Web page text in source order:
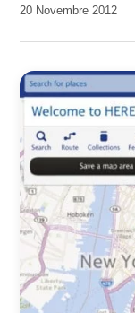
da
20 Novembre 2012